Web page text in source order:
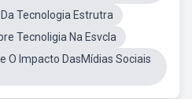
Tecnologia Estrutra
Tecnoligia Na Esvcla
O Impacto DasMídias Sociais